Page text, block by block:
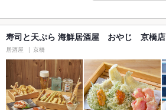
寿司と天ぷら 海鮮居酒屋 おやじ 京橋店
居酒屋 京橋